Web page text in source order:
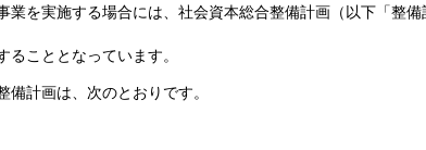
を実施する場合には、社会資本総合整備計画（以下「整
こととなっています。
計画は、次のとおりです。